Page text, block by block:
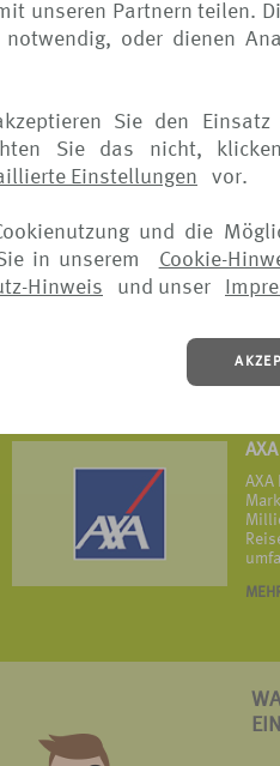
unseren Partnern teilen.
oder dienen
Sie den
Sie das nicht,
Einstellungen vor.
und die
in unserem
Cookie-
Hinweis und unser
Die
in
Die
AXA